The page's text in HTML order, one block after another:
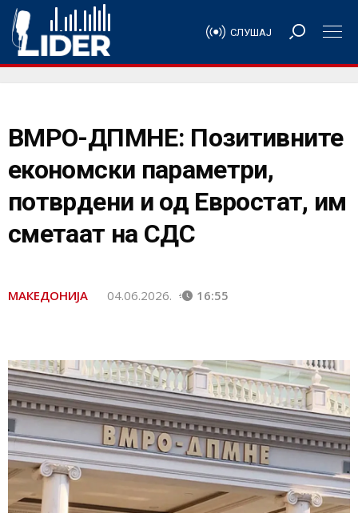
СЛУШАЈ
ВМРО-ДПМНЕ: Позитивните
економски параметри,
потврдени и од Евростат, им
сметаат на СДС
МАКЕДОНИЈА 04.06.2026. 16:55